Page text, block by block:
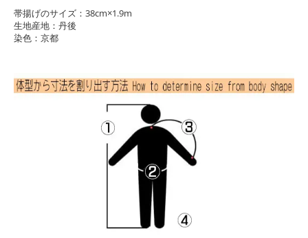
帯揚げのサイズ：38cm×1.9m
生地産地：丹後
染色：京都